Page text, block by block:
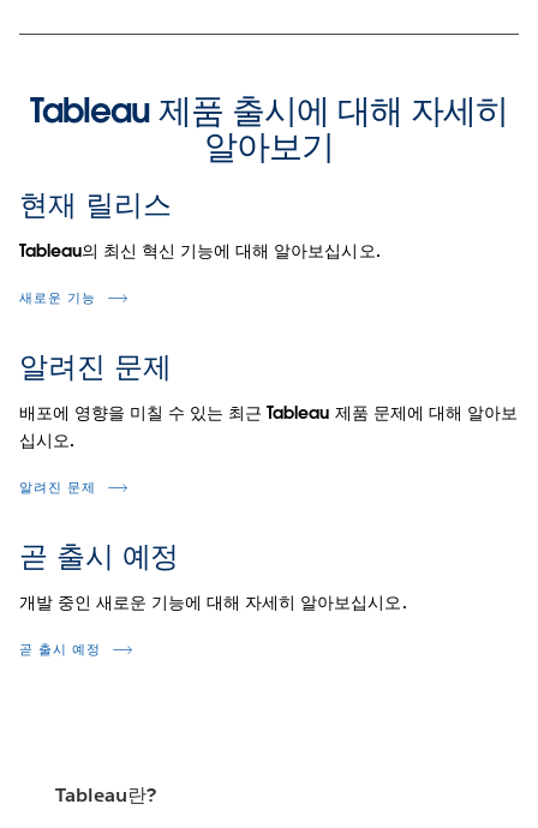
Tableau 제품 출시에 대해 자세히
알아보기
현재 릴리스
Tableau의 최신 혁신 기능에 대해 알아보십시오.
새로운 기능
알려진 문제
배포에 영향을 미칠 수 있는 최근 Tableau 제품 문제에 대해 알아보
십시오.
알려진 문제
곧 출시 예정
개발 중인 새로운 기능에 대해 자세히 알아보십시오.
곧 출시 예정
Tableau란?